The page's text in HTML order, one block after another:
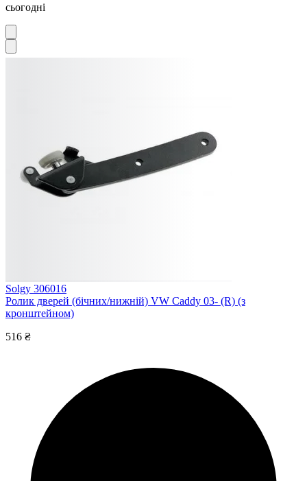
сьогодні
Solgy 306016
Ролик дверей (бічних/нижній) VW Caddy 03- (R) (з
кронштейном)
516 ₴